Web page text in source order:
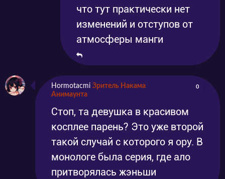
что тут практически нет
изменений и отступов от
атмосферы манги
Hormotacmi Зритель Накама
Анимаунта
0
Стоп, та девушка в красивом
косплее парень? Это уже второй
такой случай с которого я ору. В
монологе была серия, где ало
притворялась жэньши